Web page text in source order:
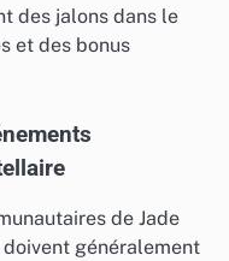
des jalons dans le
et des bonus
de Jade
généralement